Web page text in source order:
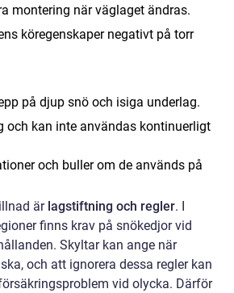
montering när väglaget ändras.
köregenskaper negativt på torr
på djup snö och isiga underlag.
och kan inte användas kontinuerligt
och buller om de används på
är lagstiftning och regler. I
finns krav på snökedjor vid
Skyltar kan ange när
och att ignorera dessa regler kan
vid olycka. Därför